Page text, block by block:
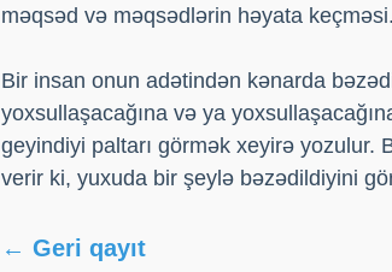
məqsəd və məqsədlərin həyata keçməsi.
Bir insan onun adətindən kənarda
yoxsullaşacağına və ya
geyindiyi paltarı görmək xeyirə yozulur.
verir ki, yuxuda bir şeylə bəzədildiyini
← Geri qayıt